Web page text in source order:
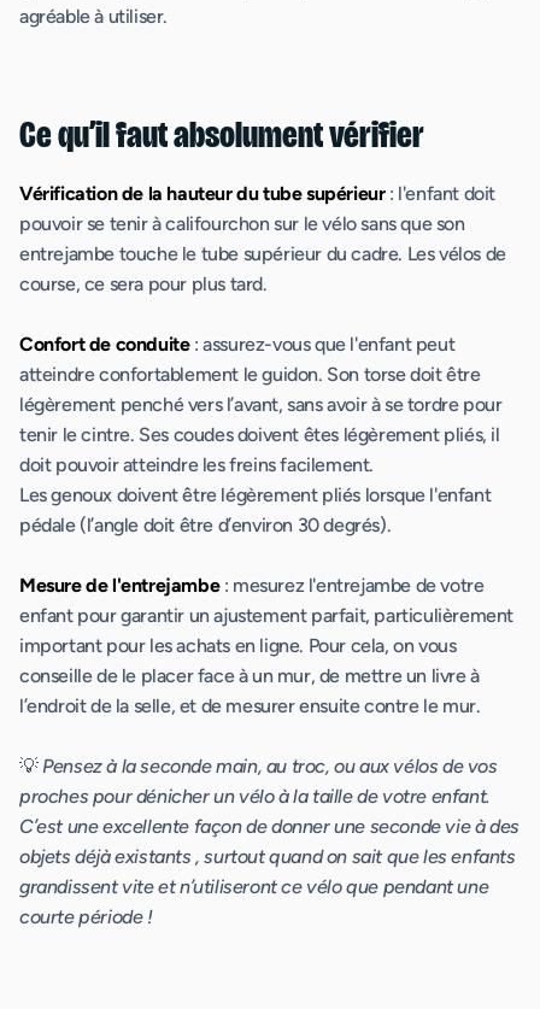
agréable à utiliser.
Ce qu’il faut absolument vérifier
Vérification de la hauteur du tube supérieur: l'enfant doit
pouvoir se tenir à califourchon sur le vélo sans que son
entrejambe touche le tube supérieur du cadre. Les vélos de
course, ce sera pour plus tard.
Confort de conduite: assurez-vous que l'enfant peut
atteindre confortablement le guidon. Son torse doit être
légèrement penché vers l’avant, sans avoir à se tordre pour
tenir le cintre. Ses coudes doivent êtes légèrement pliés, il
doit pouvoir atteindre les freins facilement.
Les genoux doivent être légèrement pliés lorsque l'enfant
pédale (l’angle doit être d’environ 30 degrés).
Mesure de l'entrejambe: mesurez l'entrejambe de votre
enfant pour garantir un ajustement parfait, particulièrement
important pour les achats en ligne. Pour cela, on vous
conseille de le placer face à un mur, de mettre un livre à
l’endroit de la selle, et de mesurer ensuite contre le mur.
💡 Pensez à la seconde main, au troc, ou aux vélos de vos
proches pour dénicher un vélo à la taille de votre enfant.
C’est une excellente façon de donner une seconde vie à des
objets déjà existants , surtout quand on sait que les enfants
grandissent vite et n’utiliseront ce vélo que pendant une
courte période !